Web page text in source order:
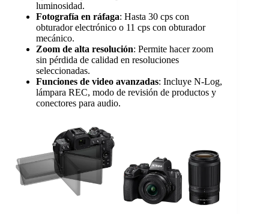
luminosidad.
Fotografía en ráfaga: Hasta 30 cps con
obturador electrónico o 11 cps con obturador
mecánico.
Zoom de alta resolución: Permite hacer zoom
sin pérdida de calidad en resoluciones
seleccionadas.
Funciones de video avanzadas: Incluye N-Log,
lámpara REC, modo de revisión de productos y
conectores para audio.